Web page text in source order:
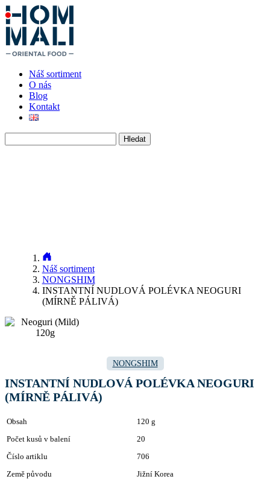
Náš sortiment
O nás
Blog
Kontakt
Náš sortiment
NONGSHIM
INSTANTNÍ NUDLOVÁ POLÉVKA NEOGURI
(MÍRNĚ PÁLIVÁ)
NONGSHIM
INSTANTNÍ NUDLOVÁ POLÉVKA NEOGURI
(MÍRNĚ PÁLIVÁ)
Obsah 120 g
Počet kusů v balení 20
Číslo artiklu 706
Země původu Jižní Korea